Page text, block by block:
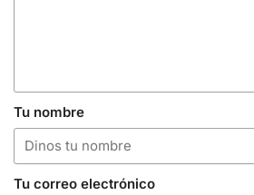
Tu nombre
Tu correo electrónico